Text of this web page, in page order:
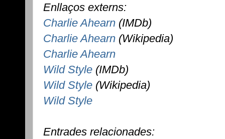
Enllaços externs:
Charlie Ahearn (IMDb)
Charlie Ahearn (Wikipedia)
Charlie Ahearn
Wild Style (IMDb)
Wild Style (Wikipedia)
Wild Style
Entrades relacionades: